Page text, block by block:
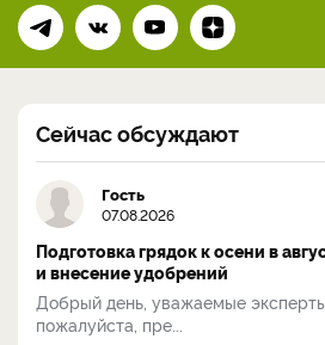
Сейчас обсуждают
Гость
07.08.2026
Подготовка грядок к осени в
и внесение удобрений
Добрый день, уважаемые
пожалуйста, пре...